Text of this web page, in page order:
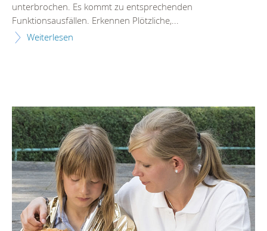
unterbrochen. Es kommt zu entsprechenden
Funktionsausfällen. Erkennen Plötzliche,...
Weiterlesen